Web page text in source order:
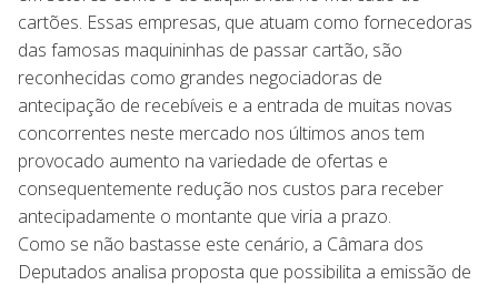
cartões. Essas empresas, que atuam como fornecedoras
das famosas maquininhas de passar cartão, são
reconhecidas como grandes negociadoras de
antecipação de recebíveis e a entrada de muitas novas
concorrentes neste mercado nos últimos anos tem
provocado aumento na variedade de ofertas e
consequentemente redução nos custos para receber
antecipadamente o montante que viria a prazo.
Como se não bastasse este cenário, a Câmara dos
Deputados analisa proposta que possibilita a emissão de